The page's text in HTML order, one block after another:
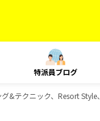
特派員ブログ
&テクニック、Resort